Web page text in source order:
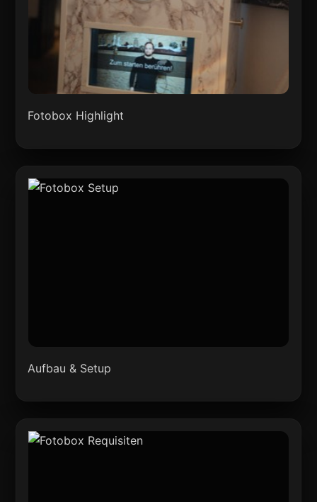
Fotobox Highlight
Aufbau & Setup